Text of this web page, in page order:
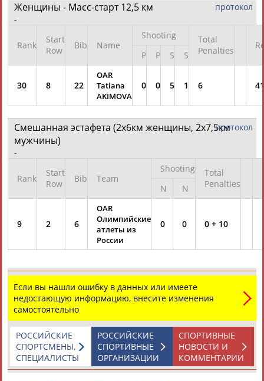
протокол
Женщины - Масс-старт 12,5 км
-
Rank
Start
Row
Bib Name
Shooting
Total
Penalties
P
P S S
30 8 22
OAR
Tatiana
AKIMOVA
0 0 5 1 6
протокол
Смешанная эстафета (2х6км женщины, 2х7,5км
мужчины)
-
Rank
Start
Row
Bib Team
Shooting
Total
Penalties
N
N
9 2 6
OAR
Олимпийские
атлеты из
России
0 0 0 + 10
Если вы нашли ошибку в данных или имеете
недостающую информацию, внесите изменения
самостоятельно
СПОРТИВНЫЕ
НОВОСТИ И
КОММЕНТАРИИ
РОССИЙСКИЕ
СПОРТИВНЫЕ
ОРГАНИЗАЦИИ
РОССИЙСКИЕ
СПОРТСМЕНЫ,
СПЕЦИАЛИСТЫ